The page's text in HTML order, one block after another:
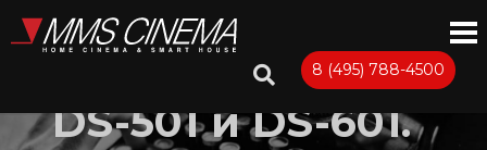
8 (495) 788-4500
Premiera Delta
DS-501 и DS-601.